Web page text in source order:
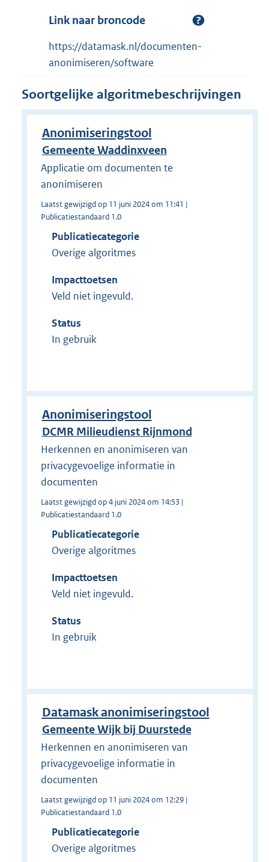
Link naar broncode
https://datamask.nl/documenten-
anonimiseren/software
Soortgelijke algoritmebeschrijvingen
Anonimiseringstool
Gemeente Waddinxveen
Applicatie om documenten te
anonimiseren
Laatst gewijzigd op 11 juni 2024 om 11:41 |
Publicatiestandaard 1.0
Publicatiecategorie
Overige algoritmes
Impacttoetsen
Veld niet ingevuld.
Status
In gebruik
Anonimiseringstool
DCMR Milieudienst Rijnmond
Herkennen en anonimiseren van
privacygevoelige informatie in
documenten
Laatst gewijzigd op 4 juni 2024 om 14:53 |
Publicatiestandaard 1.0
Publicatiecategorie
Overige algoritmes
Impacttoetsen
Veld niet ingevuld.
Status
In gebruik
Datamask anonimiseringstool
Gemeente Wijk bij Duurstede
Herkennen en anonimiseren van
privacygevoelige informatie in
documenten
Laatst gewijzigd op 11 juni 2024 om 12:29 |
Publicatiestandaard 1.0
Publicatiecategorie
Overige algoritmes